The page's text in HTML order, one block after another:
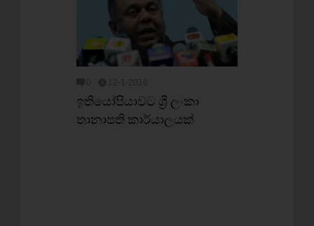
ඉතියෝපියාවට ශ්‍රී ලංකා
තානාපති කාර්යාලයක්